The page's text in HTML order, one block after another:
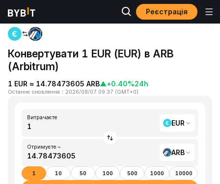
Реєстрація
Головна
Конвертувати 1 EUR (EUR) в ARB
(Arbitrum)
1 EUR ≈ 14.78473605 ARB▲+0.40%24h
Останнє оновлення ： 2026/08/07 09:37 (GMT+0)
Витрачаєте
EUR
Отримуєте ~
ARB
1 10 50 100 500 1000 10000